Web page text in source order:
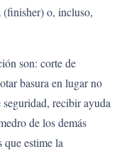
o, incluso,
son: corte de
basura en lugar no
recibir ayuda
de los demás
estime la